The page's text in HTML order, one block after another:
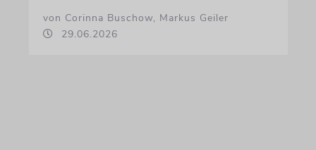
von Corinna Buschow, Markus Geiler
29.06.2026